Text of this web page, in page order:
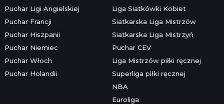
Puchar Ligi Angielskiej
Puchar Francji
Puchar Hiszpanii
Puchar Niemiec
Puchar Włoch
Puchar Holandii
Liga Siatkówki Kobiet
Siatkarska Liga Mistrzów
Siatkarska Liga Mistrzyń
Puchar CEV
Liga Mistrzów piłki ręcznej
Superliga piłki ręcznej
NBA
Euroliga